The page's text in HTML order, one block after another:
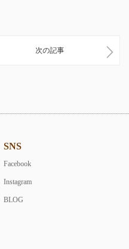
次の記事
SNS
Facebook
Instagram
BLOG